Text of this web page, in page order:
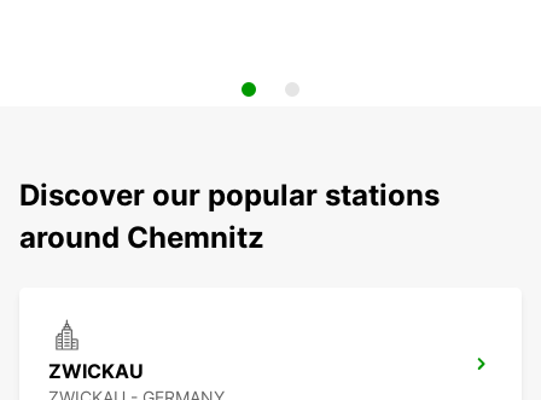
Discover our popular stations
around Chemnitz
ZWICKAU